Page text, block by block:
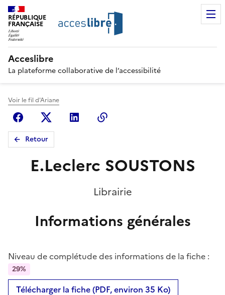
RÉPUBLIQUE
FRANÇAISE
Acceslibre
La plateforme collaborative de l’accessibilité
Voir le fil d'Ariane
FacebookX (anciennement Twitter)
Linkedin
Retour
E.Leclerc SOUSTONS
Librairie
Informations générales
Niveau de complétude des informations de la fiche :
29%
Télécharger la fiche (PDF, environ 35 Ko)